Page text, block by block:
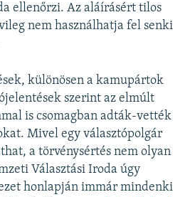
ellenőrzi. Az aláírásért tilos
nem használhatja fel senki
különösen a kamupártok
szerint az elmúlt
is csomagban adták-vették
Mivel egy választópolgár
a törvénysértés nem olyan
Választási Iroda úgy
honlapján immár mindenki